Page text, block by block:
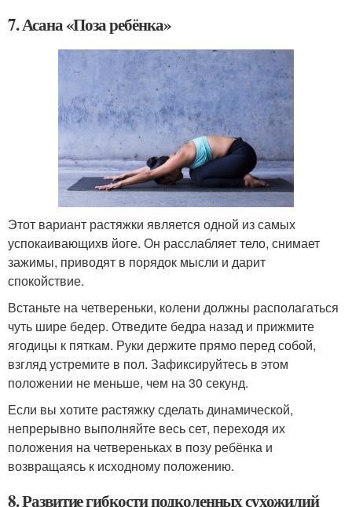
7. Асана «Поза ребёнка»
Этот вариант растяжки является одной из самых
успокаивающихв йоге. Он расслабляет тело, снимает
зажимы, приводят в порядок мысли и дарит
спокойствие.
Встаньте на четвереньки, колени должны располагаться
чуть шире бедер. Отведите бедра назад и прижмите
ягодицы к пяткам. Руки держите прямо перед собой,
взгляд устремите в пол. Зафиксируйтесь в этом
положении не меньше, чем на 30 секунд.
Если вы хотите растяжку сделать динамической,
непрерывно выполняйте весь сет, переходя их
положения на четвереньках в позу ребёнка и
возвращаясь к исходному положению.
8. Развитие гибкости подколенных сухожилий